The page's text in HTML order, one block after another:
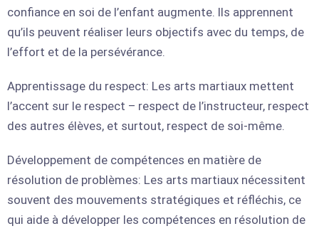
confiance en soi de l’enfant augmente. Ils apprennent
qu’ils peuvent réaliser leurs objectifs avec du temps, de
l’effort et de la persévérance.
Apprentissage du respect: Les arts martiaux mettent
l’accent sur le respect – respect de l’instructeur, respect
des autres élèves, et surtout, respect de soi-même.
Développement de compétences en matière de
résolution de problèmes: Les arts martiaux nécessitent
souvent des mouvements stratégiques et réfléchis, ce
qui aide à développer les compétences en résolution de